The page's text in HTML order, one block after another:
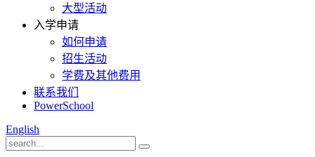
大型活动
入学申请
如何申请
招生活动
学费及其他费用
联系我们
PowerSchool
English